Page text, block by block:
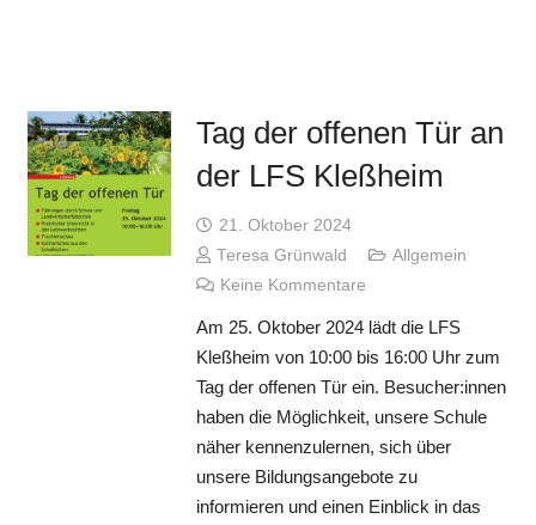
Tag der offenen Tür an
der LFS Kleßheim
21. Oktober 2024
Teresa Grünwald
Allgemein
Keine Kommentare
Am 25. Oktober 2024 lädt die LFS
Kleßheim von 10:00 bis 16:00 Uhr zum
Tag der offenen Tür ein. Besucher:innen
haben die Möglichkeit, unsere Schule
näher kennenzulernen, sich über
unsere Bildungsangebote zu
informieren und einen Einblick in das